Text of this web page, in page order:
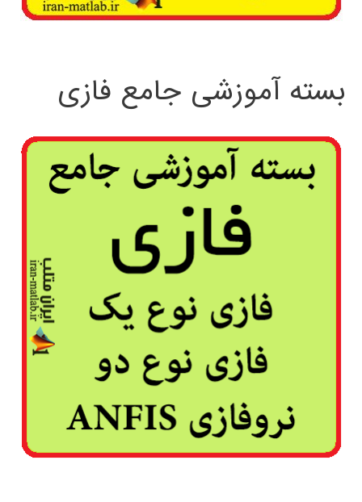
بسته آموزشی جامع فازی